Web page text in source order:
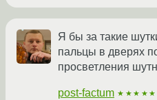
Я бы за такие
пальцы в дверях
просветления
post-factum ★★★★★